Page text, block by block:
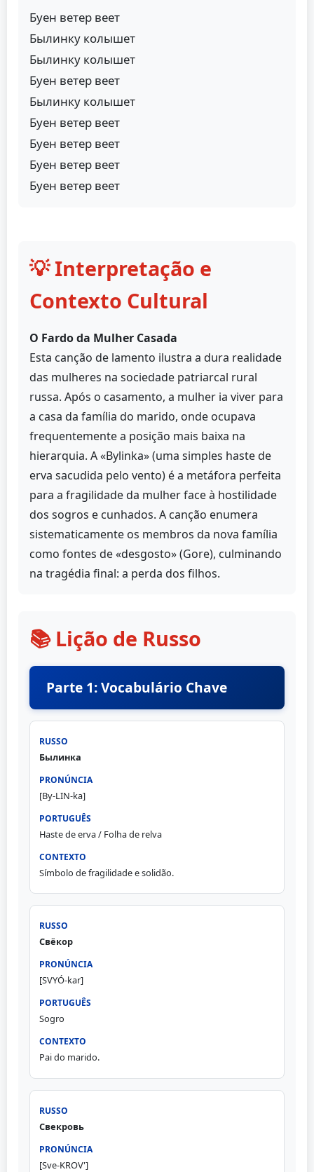
Буен ветер веет
Былинку колышет
Былинку колышет
Буен ветер веет
Былинку колышет
Буен ветер веет
Буен ветер веет
Буен ветер веет
Буен ветер веет
💡 Interpretação e
Contexto Cultural
O Fardo da Mulher Casada
Esta canção de lamento ilustra a dura realidade
das mulheres na sociedade patriarcal rural
russa. Após o casamento, a mulher ia viver para
a casa da família do marido, onde ocupava
frequentemente a posição mais baixa na
hierarquia. A «Bylinka» (uma simples haste de
erva sacudida pelo vento) é a metáfora perfeita
para a fragilidade da mulher face à hostilidade
dos sogros e cunhados. A canção enumera
sistematicamente os membros da nova família
como fontes de «desgosto» (Gore), culminando
na tragédia final: a perda dos filhos.
📚 Lição de Russo
Parte 1: Vocabulário Chave
Былинка
[By-LIN-ka]
Haste de erva / Folha de relva
Símbolo de fragilidade e solidão.
Свёкор
[SVYÓ-kar]
Sogro
Pai do marido.
Свекровь
[Sve-KROV']